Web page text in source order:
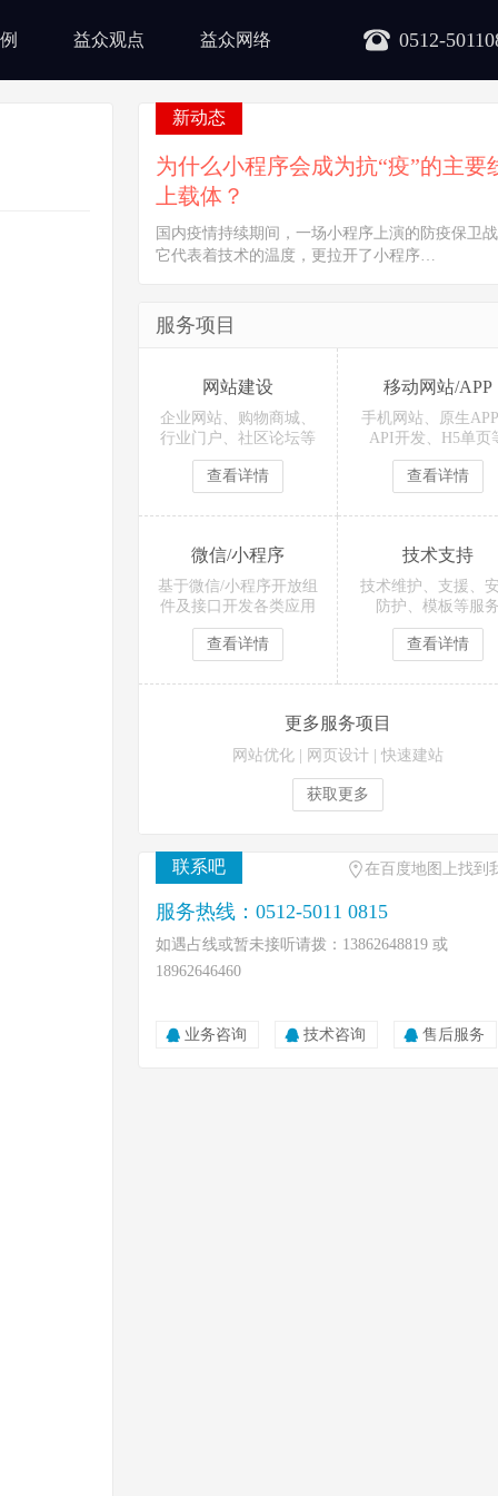
0512-
益众观点 益众网络
新动态
为什么小程序会成为抗“疫”的主要
上载体？
国内疫情持续期间，一场小程序上演的防疫保卫
它代表着技术的温度，更拉开了小程序…
服务项目
网站建设
企业网站、购物商城、
行业门户、社区论坛等
查看详情
移动网站/APP
手机网站、原生
API开发、H5单页
查看详情
微信/小程序
基于微信/小程序开放组
件及接口开发各类应用
查看详情
技术支持
技术维护、支援、
防护、模板等服
查看详情
更多服务项目
网站优化 网页设计 快速建站
获取更多
联系吧 在百度地图上找到
服务热线：0512-5011 0815
如遇占线或暂未接听请拨：13862648819 或
18962646460
业务咨询 技术咨询 售后服务